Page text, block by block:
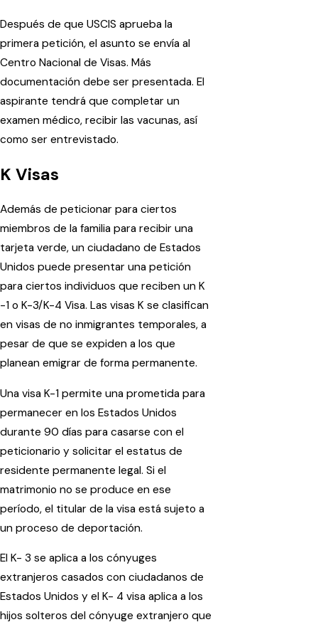
Después de que USCIS aprueba la
primera petición, el asunto se envía al
Centro Nacional de Visas. Más
documentación debe ser presentada. El
aspirante tendrá que completar un
examen médico, recibir las vacunas, así
como ser entrevistado.
K Visas
Además de peticionar para ciertos
miembros de la familia para recibir una
tarjeta verde, un ciudadano de Estados
Unidos puede presentar una petición
para ciertos individuos que reciben un K
-1 o K-3/K-4 Visa. Las visas K se clasifican
en visas de no inmigrantes temporales, a
pesar de que se expiden a los que
planean emigrar de forma permanente.
Una visa K-1 permite una prometida para
permanecer en los Estados Unidos
durante 90 días para casarse con el
peticionario y solicitar el estatus de
residente permanente legal. Si el
matrimonio no se produce en ese
período, el titular de la visa está sujeto a
un proceso de deportación.
El K- 3 se aplica a los cónyuges
extranjeros casados con ciudadanos de
Estados Unidos y el K- 4 visa aplica a los
hijos solteros del cónyuge extranjero que